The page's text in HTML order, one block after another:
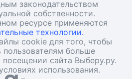
законодательством
собственности.
ресурсе применяются
технологии.
cookie для того, чтобы
пользователям больше
сайта Выберу.ру.
использования.